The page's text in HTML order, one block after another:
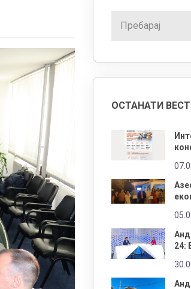
ОСТАНАТИ
24: